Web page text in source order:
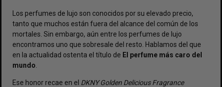
Los perfumes de lujo son conocidos por su elevado precio,
tanto que muchos están fuera del alcance del común de los
mortales. Sin embargo, aún entre los perfumes de lujo
encontramos uno que sobresale del resto. Hablamos del que
en la actualidad ostenta el título de El perfume más caro del
mundo
Ese honor recae en el DKNY Golden Delicious Fragrance